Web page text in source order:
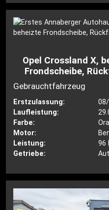
Opel Crossland X,
Frondscheibe,
Gebrauchtfahrzeug
Erstzulassung:
Laufleistung:
Farbe:
Motor:
Leistung:
96
Getriebe: